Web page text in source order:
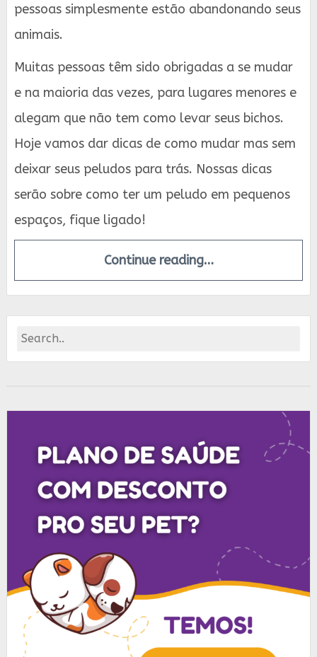
pessoas simplesmente estão abandonando seus
animais.
Muitas pessoas têm sido obrigadas a se mudar
e na maioria das vezes, para lugares menores e
alegam que não tem como levar seus bichos.
Hoje vamos dar dicas de como mudar mas sem
deixar seus peludos para trás. Nossas dicas
serão sobre como ter um peludo em pequenos
espaços, fique ligado!
Continue reading…